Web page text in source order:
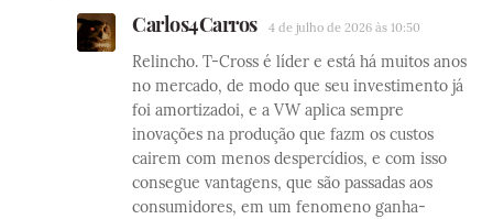
Carlos4Carros 4 de julho de 2026 às 10:50
Relincho. T-Cross é líder e está há muitos anos
no mercado, de modo que seu investimento já
foi amortizadoi, e a VW aplica sempre
inovações na produção que fazm os custos
cairem com menos despercídios, e com isso
consegue vantagens, que são passadas aos
consumidores, em um fenomeno ganha-